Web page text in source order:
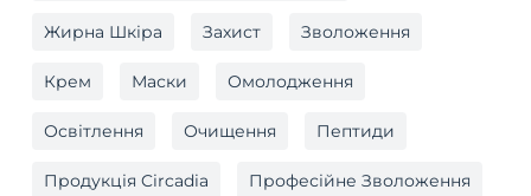
Жирна Шкіра Захист Зволоження
Крем Маски Омолодження
Освітлення Очищення Пептиди
Продукція Circadia Професійне Зволоження